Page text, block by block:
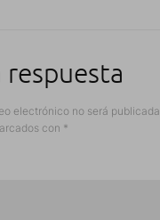
respuesta
electrónico no será publicada.
con *